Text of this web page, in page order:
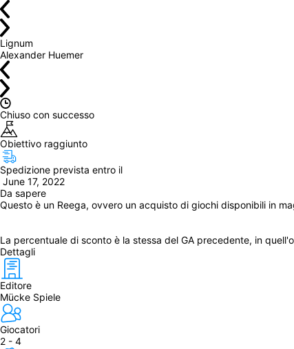
Lignum
Alexander Huemer
Chiuso con successo
Obiettivo raggiunto
Spedizione prevista entro il
June 17, 2022
Da sapere
Questo è un Reega, ovvero un acquisto di giochi disponibili in
La percentuale di sconto è la stessa del GA precedente, in
Dettagli
Editore
Mücke Spiele
Giocatori
2 - 4